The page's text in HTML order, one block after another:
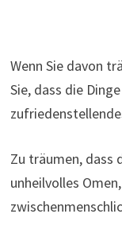
Wenn Sie davon
Sie, dass die
Zu träumen, dass
unheilvolles